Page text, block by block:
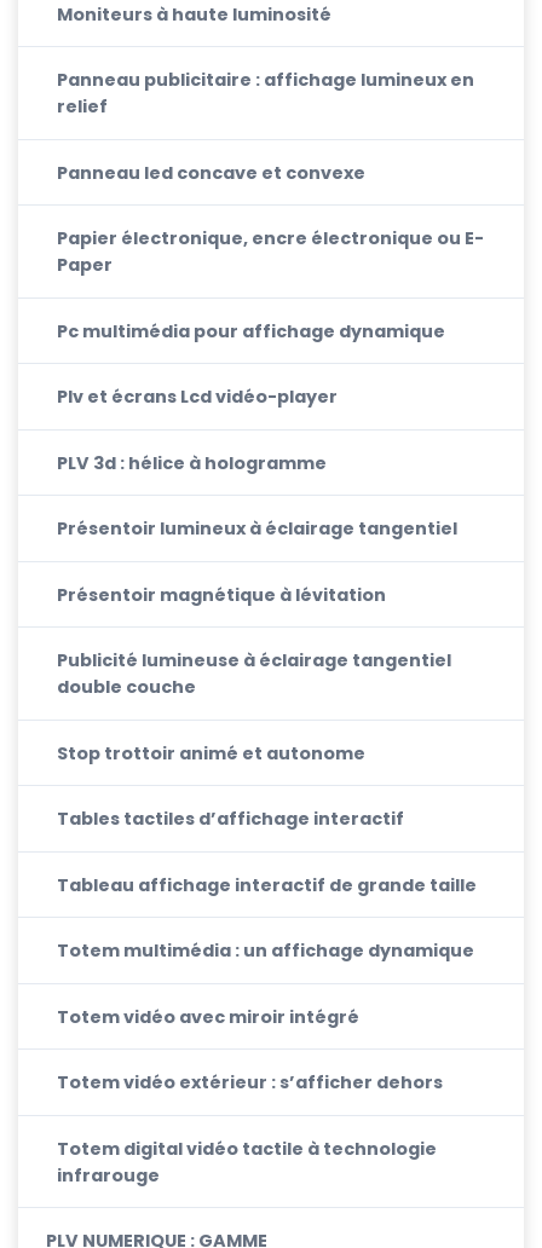
Moniteurs à haute luminosité
Panneau publicitaire : affichage lumineux en
relief
Panneau led concave et convexe
Papier électronique, encre électronique ou E-
Paper
Pc multimédia pour affichage dynamique
Plv et écrans Lcd vidéo-player
PLV 3d : hélice à hologramme
Présentoir lumineux à éclairage tangentiel
Présentoir magnétique à lévitation
Publicité lumineuse à éclairage tangentiel
double couche
Stop trottoir animé et autonome
Tables tactiles d’affichage interactif
Tableau affichage interactif de grande taille
Totem multimédia : un affichage dynamique
Totem vidéo avec miroir intégré
Totem vidéo extérieur : s’afficher dehors
Totem digital vidéo tactile à technologie
infrarouge
PLV NUMERIQUE : GAMME